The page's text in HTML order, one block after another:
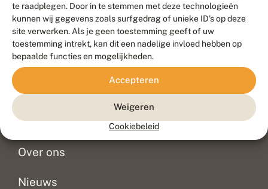
te raadplegen. Door in te stemmen met deze technologieën
kunnen wij gegevens zoals surfgedrag of unieke ID's op deze
site verwerken. Als je geen toestemming geeft of uw
toestemming intrekt, kan dit een nadelige invloed hebben op
bepaalde functies en mogelijkheden.
Accepteren
Weigeren
Cookiebeleid
Contact
Veelgestelde vragen
Doneer
Over ons
Nieuws
Meld waarnemingen© 2026 Vlinderstichting
Duurzaam ontwikkeld door
Go2People
, ontworpen door
Blue Field Agency
Privacy
Disclaimer
Sitemap